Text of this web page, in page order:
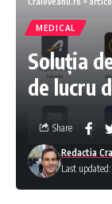
MEDICAL
Soluția
de lucru
Last
Redactia
Share